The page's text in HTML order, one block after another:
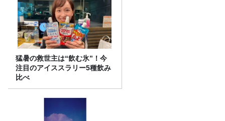
猛暑の救世主は“飲む氷”！今
注目のアイススラリー5種飲み
比べ